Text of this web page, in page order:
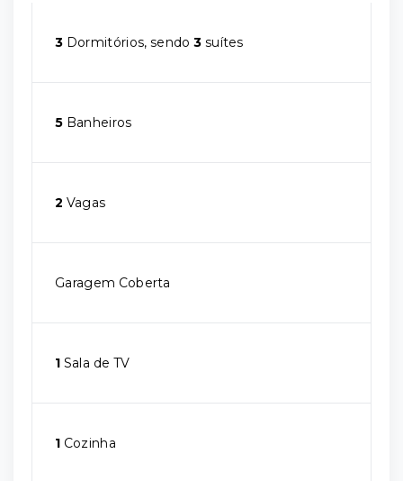
3 Dormitórios, sendo3 suítes
5 Banheiros
2 Vagas
Garagem Coberta
1 Sala de TV
1 Cozinha